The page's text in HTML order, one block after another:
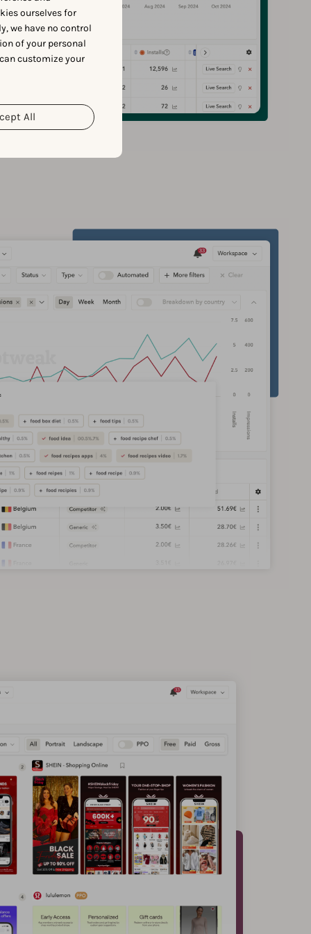
ourselves for
we have no control
of your personal
customize your
All